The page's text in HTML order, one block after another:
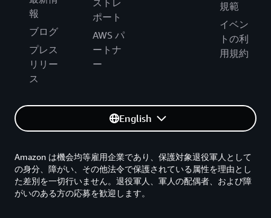
報
ブログ
プレス
リリー
ス
ストレ
ポート
AWS パ
ートナ
ー
規範
イベン
トの利
用規約
English
Amazon は機会均等雇用企業であり、保護対象退役軍人として
の身分、障がい、その他法令で保護されている属性を理由とし
た差別を一切行いません。退役軍人、軍人の配偶者、および障
がいのある方の応募を歓迎します。